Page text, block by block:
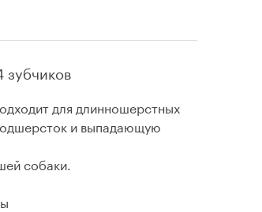
зубчиков
для длинношерстных
и выпадающую
собаки.